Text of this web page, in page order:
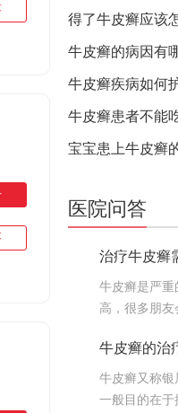
得了牛皮癣应该
牛皮癣的病因有
牛皮癣疾病如何
牛皮癣患者不能
宝宝患上牛皮癣
医院问答
治疗牛皮癣
牛皮癣是严
高，很多朋友
牛皮癣的治
牛皮癣又称银
一般目的在于